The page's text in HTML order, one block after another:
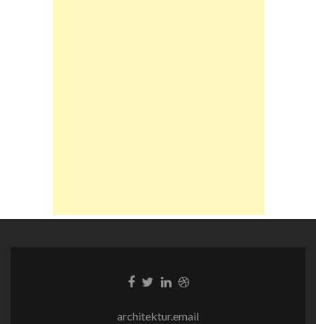
Facebook-
Twitter-
LinkedIn-
Dribble-
architektur.email